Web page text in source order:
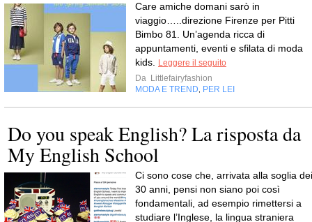
Care amiche domani sarò in
viaggio…..direzione Firenze per Pitti
Bimbo 81. Un’agenda ricca di
appuntamenti, eventi e sfilata di moda
kids.
Leggere il seguito
Da Littlefairyfashion
MODA E TREND
PER LEI
Do you speak English? La risposta da
My English School
Ci sono cose che, arrivata alla soglia dei
30 anni, pensi non siano poi così
fondamentali, ad esempio rimettersi a
studiare l’Inglese, la lingua straniera